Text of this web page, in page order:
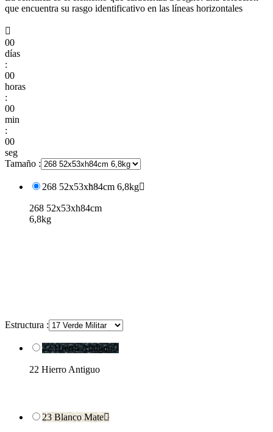
que encuentra su rasgo identificativo en las líneas horizontales

00
días
:
00
horas
:
00
min
:
00
seg
Tamaño :
268 52x53xh84cm 6,8kg
268 52x53xh84cm
6,8kg
Estructura :
22 Hierro Antiguo
22 Hierro Antiguo
23 Blanco Mate